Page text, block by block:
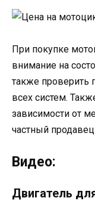
При покупке
внимание на
также проверить
всех систем.
зависимости от
частный
Видео:
Двигатель